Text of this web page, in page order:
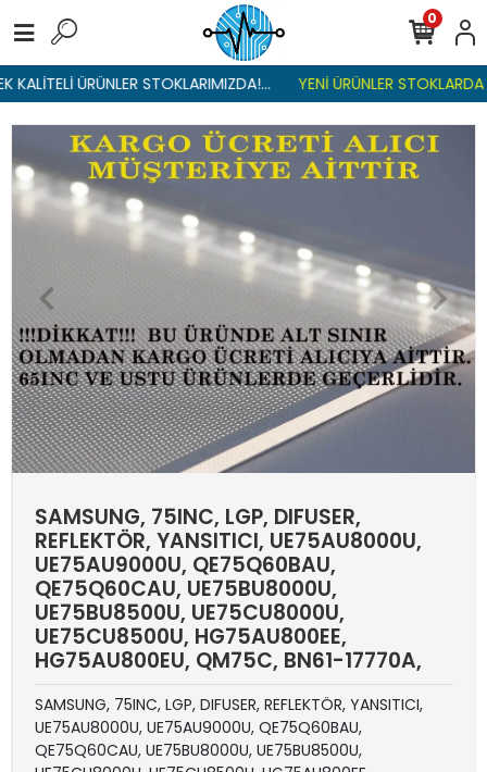
ÜRÜNLER STOKLARIMIZDA!... YENİ ÜRÜNLER STOKLARDA
0
SAMSUNG, 75INC, LGP, DIFUSER,
REFLEKTÖR, YANSITICI, UE75AU8000U,
UE75AU9000U, QE75Q60BAU,
QE75Q60CAU, UE75BU8000U,
UE75BU8500U, UE75CU8000U,
UE75CU8500U, HG75AU800EE,
HG75AU800EU, QM75C, BN61-17770A,
SAMSUNG, 75INC, LGP, DIFUSER, REFLEKTÖR, YANSITICI,
UE75AU8000U, UE75AU9000U, QE75Q60BAU,
QE75Q60CAU, UE75BU8000U, UE75BU8500U,